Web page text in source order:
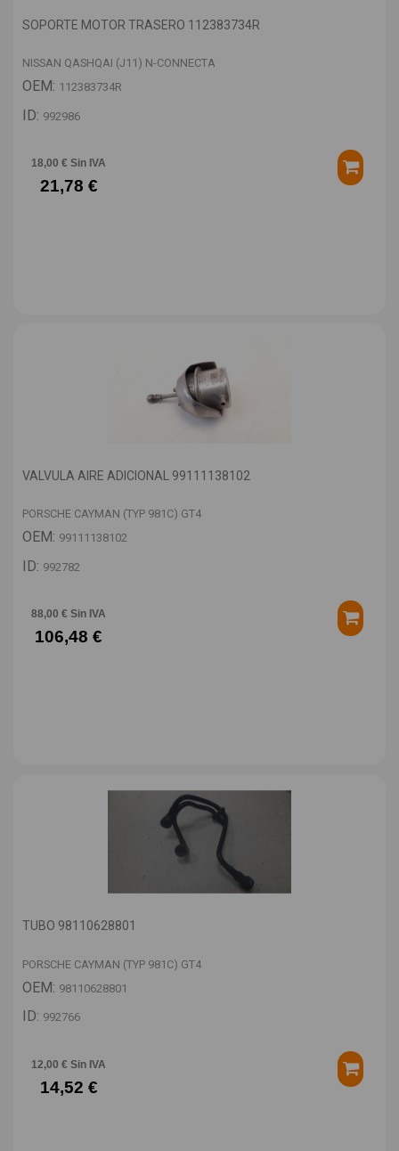
SOPORTE MOTOR TRASERO 112383734R
NISSAN QASHQAI (J11) N-CONNECTA
OEM: 112383734R
ID: 992986
18,00 € Sin IVA
21,78 €
VALVULA AIRE ADICIONAL 99111138102
PORSCHE CAYMAN (TYP 981C) GT4
OEM: 99111138102
ID: 992782
88,00 € Sin IVA
106,48 €
TUBO 98110628801
PORSCHE CAYMAN (TYP 981C) GT4
OEM: 98110628801
ID: 992766
12,00 € Sin IVA
14,52 €